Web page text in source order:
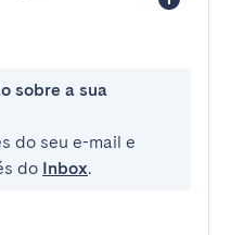
sobre a sua
do seu e-mail e
do Inbox.